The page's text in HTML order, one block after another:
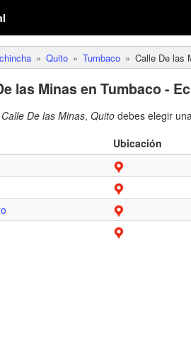
Quito Tumbaco Calle De las
las Minas en Tumbaco -
Calle De las Minas, Quito debes elegir
Ubicación